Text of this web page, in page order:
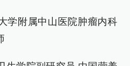
学附属中山医院肿瘤内科